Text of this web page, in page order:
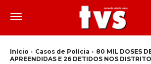
Início Casos de Polícia
80 MIL DOSES
APREENDIDAS E 26 DETIDOS NOS